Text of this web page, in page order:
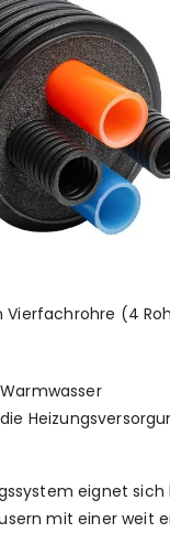
(4
eignet
mit einer weit